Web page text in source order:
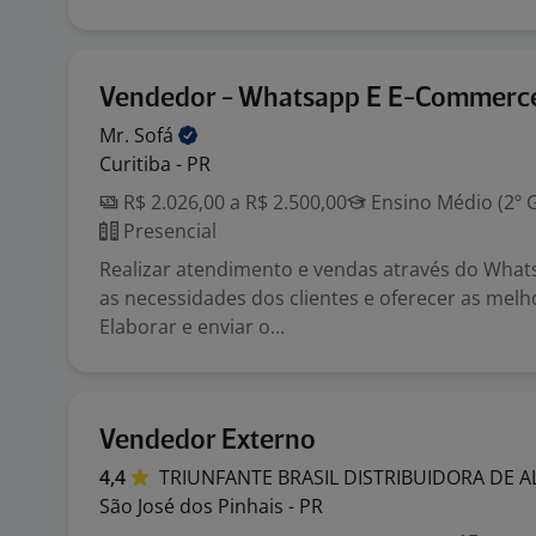
Vendedor - Whatsapp E E-
Mr. Sofá
Curitiba - PR
R$ 2.026,00 a R$ 2.500,00
Ensino Médio (2º
Presencial
Realizar atendimento e vendas através do
as necessidades dos clientes e oferecer as
Elaborar e enviar o...
Vendedor Externo
4,4 TRIUNFANTE BRASIL DISTRIBUIDORA DE
São José dos Pinhais - PR